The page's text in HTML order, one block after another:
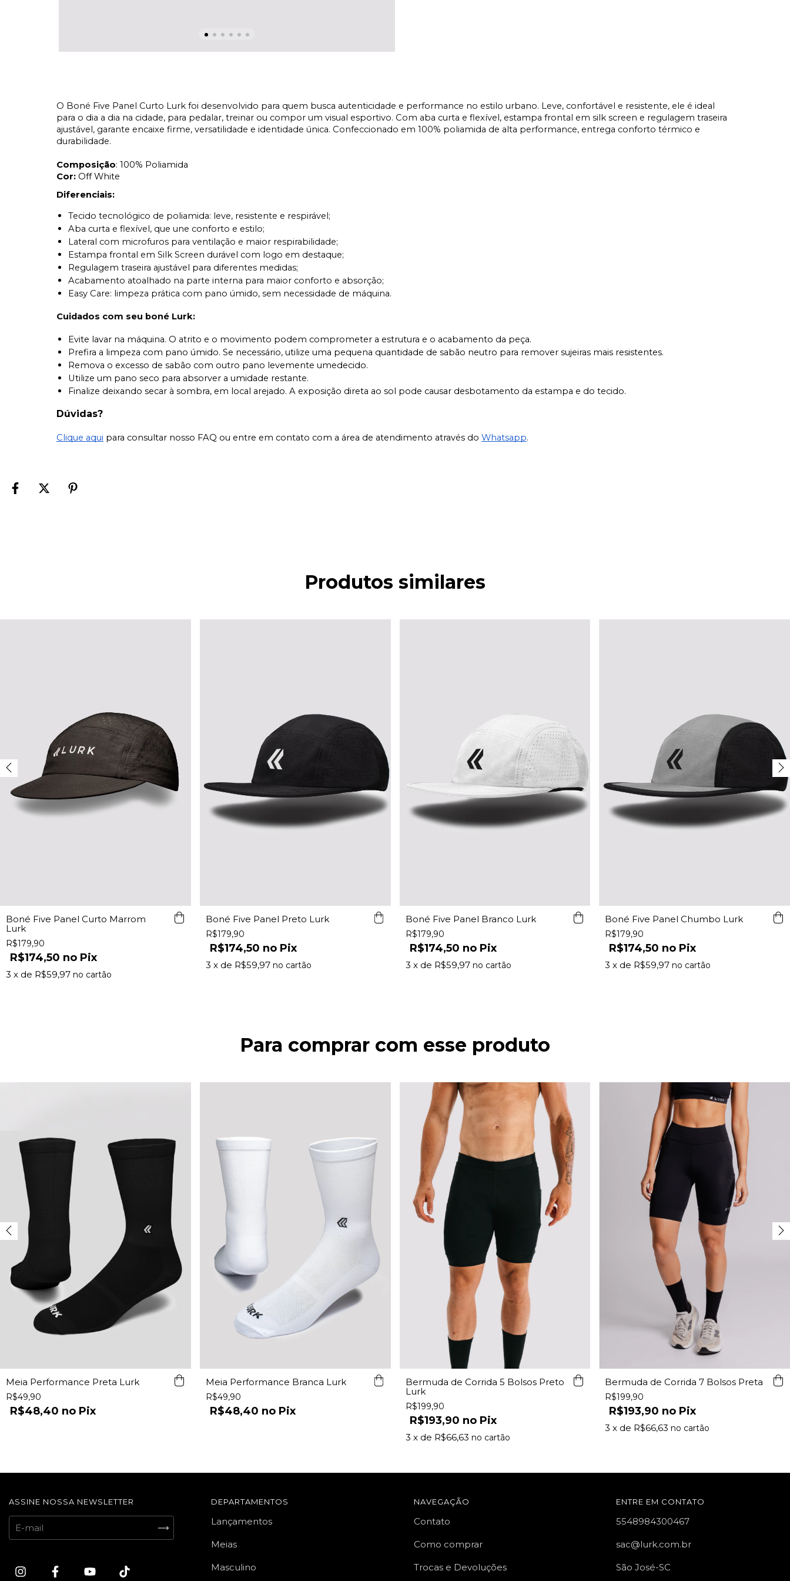
O Boné Five Panel Curto Lurk foi desenvolvido para quem busca autenticidade e performance no estilo urbano. Leve, confortável e resistente, ele é ideal
para o dia a dia na cidade, para pedalar, treinar ou compor um visual esportivo. Com aba curta e flexível, estampa frontal em silk screen e regulagem traseira
ajustável, garante encaixe firme, versatilidade e identidade única. Confeccionado em 100% poliamida de alta performance, entrega conforto térmico e
durabilidade.
Composição: 100% Poliamida
Cor: Off White
Diferenciais:
Tecido tecnológico de poliamida: leve, resistente e respirável;
Aba curta e flexível, que une conforto e estilo;
Lateral com microfuros para ventilação e maior respirabilidade;
Estampa frontal em Silk Screen durável com logo em destaque;
Regulagem traseira ajustável para diferentes medidas;
Acabamento atoalhado na parte interna para maior conforto e absorção;
Easy Care: limpeza prática com pano úmido, sem necessidade de máquina.
Cuidados com seu boné Lurk:
Evite lavar na máquina. O atrito e o movimento podem comprometer a estrutura e o acabamento da peça.
Prefira a limpeza com pano úmido. Se necessário, utilize uma pequena quantidade de sabão neutro para remover sujeiras mais resistentes.
Remova o excesso de sabão com outro pano levemente umedecido.
Utilize um pano seco para absorver a umidade restante.
Finalize deixando secar à sombra, em local arejado. A exposição direta ao sol pode causar desbotamento da estampa e do tecido.
Dúvidas?
Clique aqui para consultar nosso FAQ ou entre em contato com a área de atendimento através do Whatsapp.
Produtos similares
Boné Five Panel Curto Marrom
Lurk
R$179,90
R$174,50 Pix
3 x de R$59,97
Boné Five Panel Preto Lurk
R$179,90
R$174,50 Pix
3 x de R$59,97
Boné Five Panel Branco Lurk
R$179,90
R$174,50 Pix
3 x de R$59,97
Boné Five Panel Chumbo Lurk
R$179,90
R$174,50 Pix
3 x de R$59,97
Para comprar com esse produto
Meia Performance Preta Lurk
R$49,90
R$48,40 Pix
Meia Performance Branca Lurk
R$49,90
R$48,40 Pix
Bermuda de Corrida 5 Bolsos Preto
Lurk
R$199,90
R$193,90 Pix
3 x de R$66,63
Bermuda de Corrida 7 Bolsos Preta
R$199,90
R$193,90 Pix
3 x de R$66,63
ASSINE NOSSA NEWSLETTER DEPARTAMENTOS
Lançamentos
Meias
Masculino
NAVEGAÇÃO
Contato
Como comprar
Trocas e Devoluções
ENTRE EM CONTATO
5548984300467
sac@lurk.com.br
São José-SC